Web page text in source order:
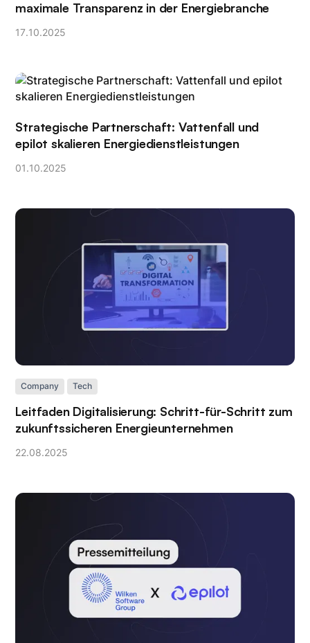
maximale Transparenz in der Energiebranche
17.10.2025
Strategische Partnerschaft: Vattenfall und
epilot skalieren Energiedienstleistungen
01.10.2025
Company Tech
Leitfaden Digitalisierung: Schritt-für-Schritt zum
zukunftssicheren Energieunternehmen
22.08.2025